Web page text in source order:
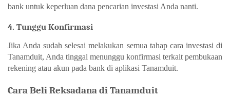
bank untuk keperluan dana pencarian investasi Anda nanti.
4. Tunggu Konfirmasi
Jika Anda sudah selesai melakukan semua tahap cara investasi di
Tanamduit, Anda tinggal menunggu konfirmasi terkait pembukaan
rekening atau akun pada bank di aplikasi Tanamduit.
Cara Beli Reksadana di Tanamduit